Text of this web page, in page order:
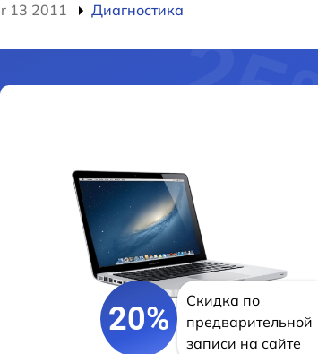
13 2011 Диагностика
20%
Скидка по
предварительной
записи на сайте